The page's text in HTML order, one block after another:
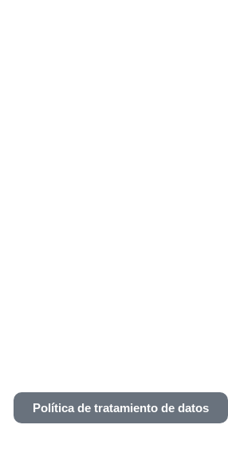
Política de tratamiento de datos